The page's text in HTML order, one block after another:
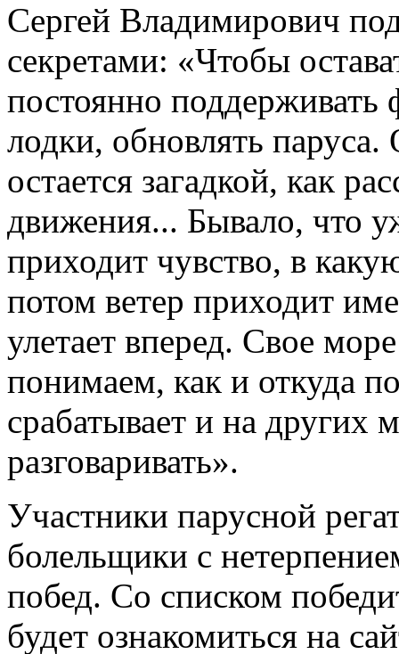
Сергей Владимирович
секретами: «Чтобы
постоянно поддерживать
лодки, обновлять
остается загадкой, как
движения... Бывало, что
приходит чувство, в
потом ветер приходит
улетает вперед. Свое
понимаем, как и откуда
срабатывает и на других
разговаривать».
Участники парусной
болельщики с
побед. Со списком
будет ознакомиться на